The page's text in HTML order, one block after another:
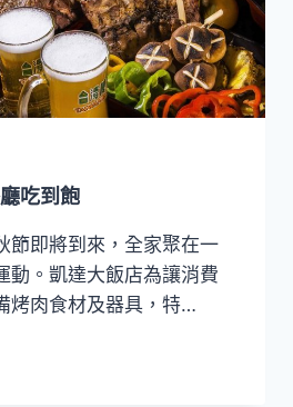
吃到飽
節即將到來，全家聚在一
動。凱達大飯店為讓消費
烤肉食材及器具，特…